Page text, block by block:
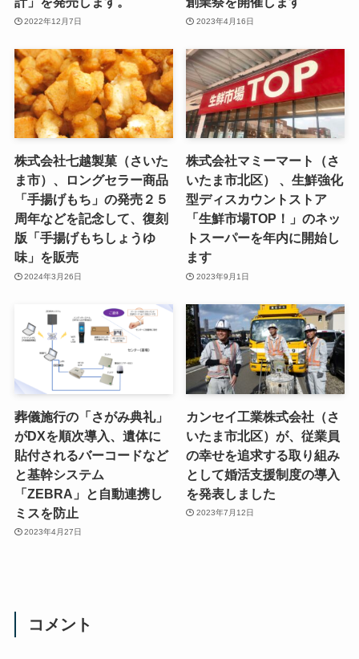
2022年12月7日 2023年4月16日
株式会社七越製菓（さいた
ま市）、ロングセラー商品
「手揚げもち」の発売２５
周年などを記念して、復刻
版「手揚げもちしょうゆ
味」を販売
2024年3月26日
株式会社マミーマート（さ
いたま市北区） 、生鮮強化
型ディスカウントストア
「生鮮市場TOP！」のネッ
トスーパーを年内に開始し
ます
2023年9月1日
葬儀施行の「さがみ典礼」
がDXを順次導入、遺体に
貼付されるバーコードなど
と基幹システム
「ZEBRA」と自動連携し
ミスを防止
2023年4月27日
カンセイ工業株式会社（さ
いたま市北区）が、従業員
の幸せを追求する取り組み
として婚活支援制度の導入
を発表しました
2023年7月12日
コメント